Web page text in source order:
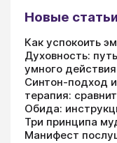
Новые
Как успокоить
Духовность:
умного действия
Синтон-подход
терапия:
Обида:
Три принципа
Манифест